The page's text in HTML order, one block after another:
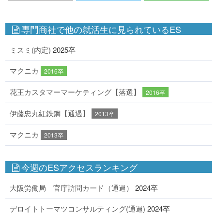
専門商社で他の就活生に見られているES
ミスミ(内定) 2025卒
マクニカ 2016卒
花王カスタマーマーケティング【落選】 2016卒
伊藤忠丸紅鉄鋼【通過】 2013卒
マクニカ 2013卒
今週のESアクセスランキング
大阪労働局 官庁訪問カード（通過） 2024卒
デロイトトーマツコンサルティング(通過) 2024卒